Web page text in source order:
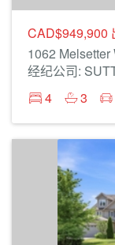
CAD$949,900
1062 Melsetter
经纪公司:
4
3